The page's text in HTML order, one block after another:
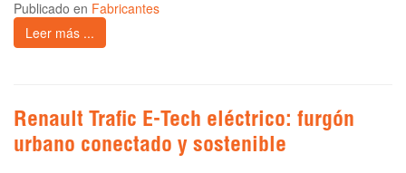
Publicado en Fabricantes
Leer más ...
Renault Trafic E-Tech eléctrico: furgón
urbano conectado y sostenible